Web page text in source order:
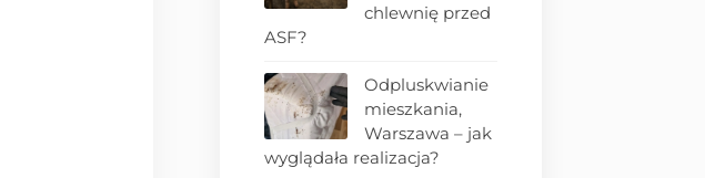
chlewnię przed
ASF?
Odpluskwianie
mieszkania,
Warszawa – jak
wyglądała realizacja?